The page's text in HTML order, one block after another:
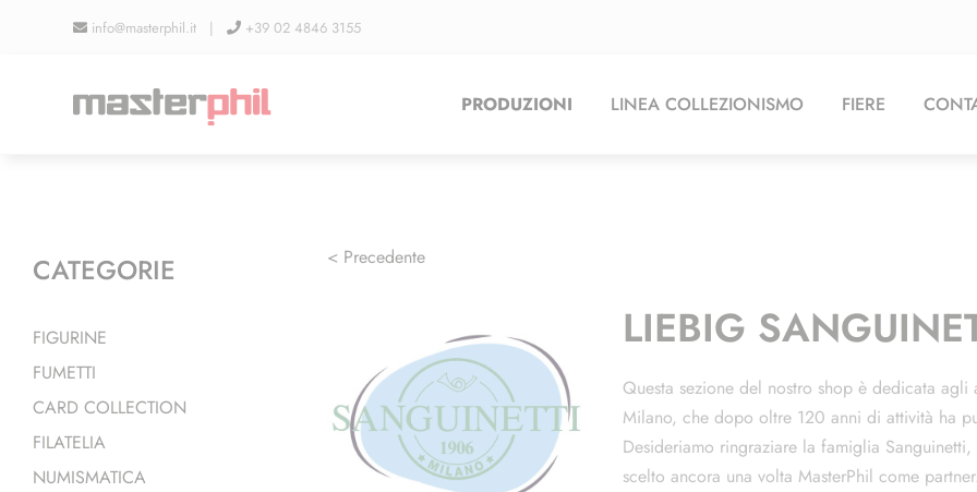
info@masterphil.it | +39 02 4846 3155
PRODUZIONI LINEA COLLEZIONISMO FIERE
< Precedente
LIEBIG
Questa sezione del nostro shop è dedicata
Milano, che dopo oltre 120 anni di attività ha
Desideriamo ringraziare la famiglia
scelto ancora una volta MasterPhil come
CATEGORIE
FIGURINE
FUMETTI
CARD COLLECTION
FILATELIA
NUMISMATICA